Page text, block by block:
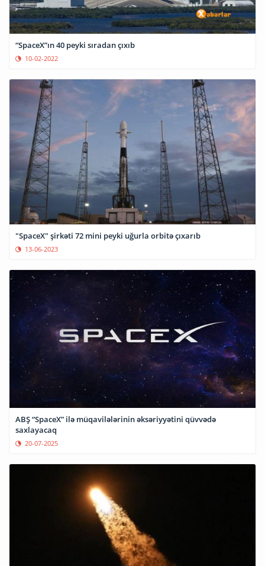
“SpaceX”ın 40 peyki sıradan çıxıb
10-02-2022
"SpaceX" şirkəti 72 mini peyki uğurla orbitə çıxarıb
13-06-2023
ABŞ “SpaceX” ilə müqavilələrinin əksəriyyətini qüvvədə
saxlayacaq
20-07-2025